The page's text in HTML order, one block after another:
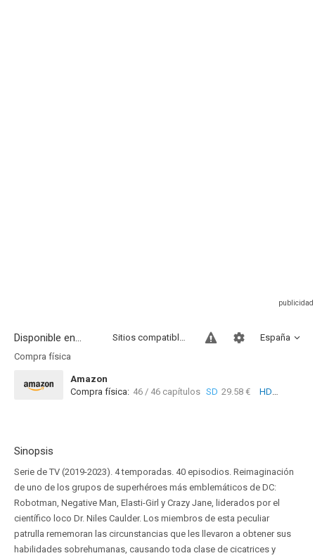
Disponible en... España
Sitios compatibles
Compra física
Amazon
Compra física: 46 / 46 capítulos SD 29.58 € HD
Sinopsis
Serie de TV (2019-2023). 4 temporadas. 40 episodios. Reimaginación
de uno de los grupos de superhéroes más emblemáticos de DC:
Robotman, Negative Man, Elasti-Girl y Crazy Jane, liderados por el
científico loco Dr. Niles Caulder. Los miembros de esta peculiar
patrulla rememoran las circunstancias que les llevaron a obtener sus
habilidades sobrehumanas, causando toda clase de cicatrices y